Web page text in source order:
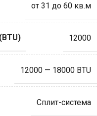
от 31 до 60 кв.м
12000
12000 — 18000 BTU
Сплит-система